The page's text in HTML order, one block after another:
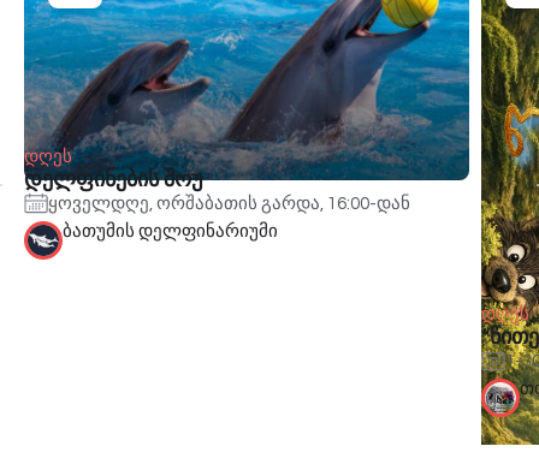
დღეს
დელფინების შოუ
ყოველდღე, ორშაბათის გარდა, 16:00-დან
ბათუმის დელფინარიუმი
დღეს
1-